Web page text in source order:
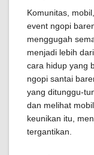
Komunitas,
event ngopi
menggugah
menjadi lebih
cara hidup yang
ngopi santai
yang ditunggu-
dan melihat
keunikan itu,
tergantikan.